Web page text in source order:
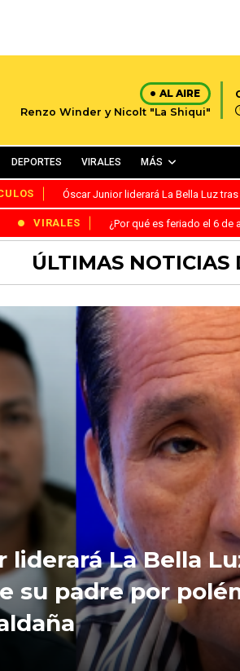
AL AIRE
Renzo Winder y Nicolt "La Shiqui"
DEPORTES VIRALES MÁS
Óscar Junior liderará La Bella Luz
VIRALES ¿Por qué es feriado el 6 de
ÚLTIMAS NOTICIAS
liderará La Bella
su padre por